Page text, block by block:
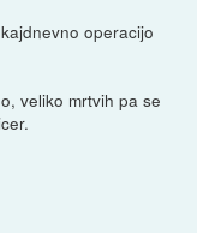
operacijo
veliko mrtvih pa se